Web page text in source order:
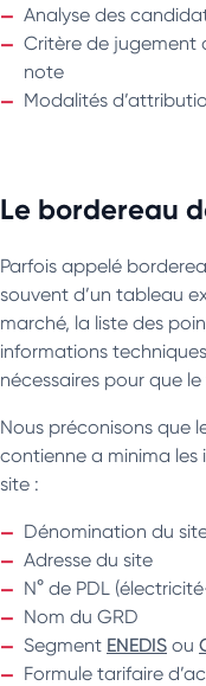
Analyse des
Critère de jugement
note
Modalités
Le bordereau
Parfois appelé
souvent d’un tableau
marché, la liste des
informations
nécessaires pour que
Nous préconisons que
contienne a minima
site :
Dénomination du
Adresse du site
N° de PDL
Nom du GRD
Segment ENEDIS ou
Formule tarifaire